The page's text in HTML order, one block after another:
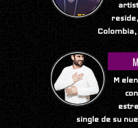
Colombia,
M
single de su